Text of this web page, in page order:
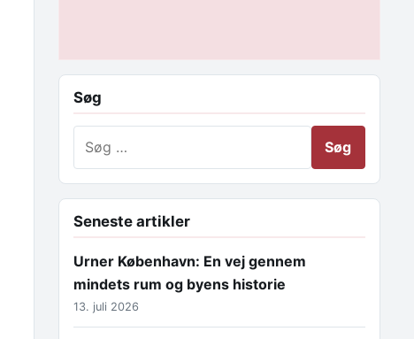
Søg
Seneste artikler
Urner København: En vej gennem
mindets rum og byens historie
13. juli 2026